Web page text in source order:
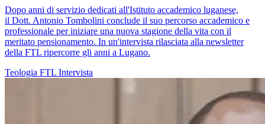
Dopo anni di servizio dedicati all'Istituto accademico luganese,
il Dott. Antonio Tombolini conclude il suo percorso accademico e
professionale per iniziare una nuova stagione della vita con il
meritato pensionamento. In un'intervista rilasciata alla newsletter
della FTL ripercorre gli anni a Lugano.
Teologia FTL Intervista